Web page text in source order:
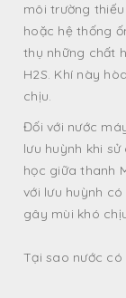
môi trường
hoặc hệ thống
thụ những chất
H2S. Khí này
chịu.
Đối với nước
lưu huỳnh khi
học giữa thanh
với lưu huỳnh
gây mùi khó
Tại sao nước có